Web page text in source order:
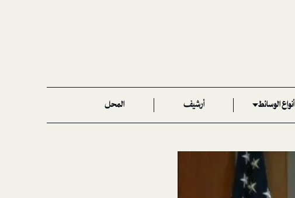
أنواع الوسائط أرشيف المحل